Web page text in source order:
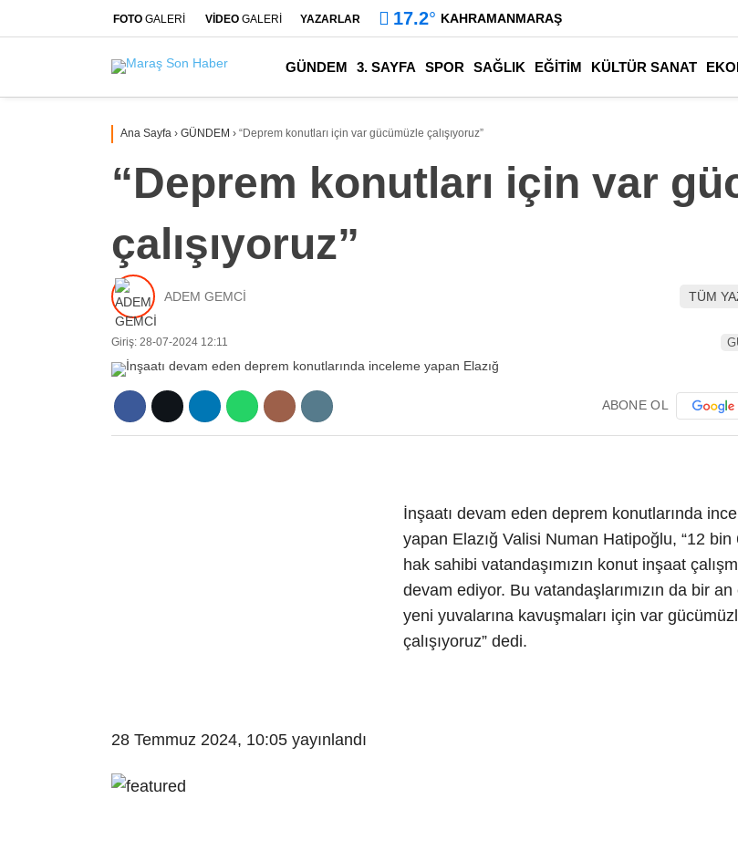
FOTO GALERİ VİDEO GALERİ YAZARLAR 17.2° KAHRAMANMARAŞ
GÜNDEM 3. SAYFA SPOR SAĞLIK EĞİTİM KÜLTÜR SANAT
Ana Sayfa › GÜNDEM › “Deprem konutları için var gücümüzle çalışıyoruz”
“Deprem konutları için var
çalışıyoruz”
ADEM GEMCİ TÜM
Giriş: 28-07-2024 12:11
ABONE OL
İnşaatı devam eden deprem konutlarında
yapan Elazığ Valisi Numan Hatipoğlu, “12 bin
hak sahibi vatandaşımızın konut inşaat
devam ediyor. Bu vatandaşlarımızın da bir an
yeni yuvalarına kavuşmaları için var
çalışıyoruz” dedi.
28 Temmuz 2024, 10:05 yayınlandı